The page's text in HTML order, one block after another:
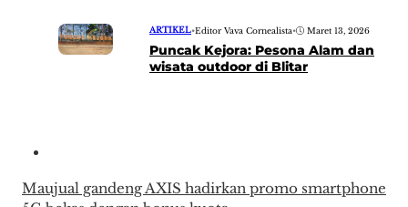
ARTIKEL•Editor Vava Cornealista• Maret 13, 2026
Puncak Kejora: Pesona Alam dan
wisata outdoor di Blitar
Maujual gandeng AXIS hadirkan promo smartphone